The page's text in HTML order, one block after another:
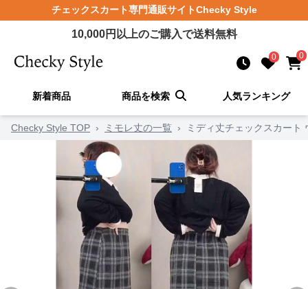
チェックスカート専門通販サイトChecky Style
10,000円以上のご購入で送料無料
0 0
新着商品 商品を検索 人気ランキング
Checky Style TOP › ミモレ丈の一覧 › ミディ丈チェックスカート